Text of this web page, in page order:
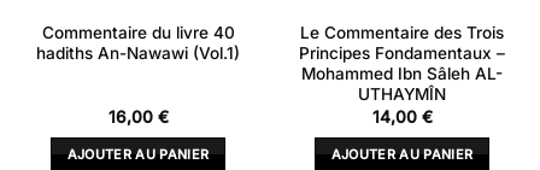
Commentaire du livre 40
hadiths An-Nawawi (Vol.1)
16,00 €
AJOUTER AU PANIER
Le Commentaire des Trois
Principes Fondamentaux –
Mohammed Ibn Sâleh AL-
UTHAYMÎN
14,00 €
AJOUTER AU PANIER